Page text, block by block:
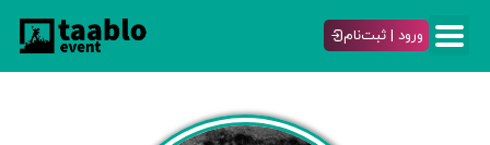
ورود | ثبت‌نام